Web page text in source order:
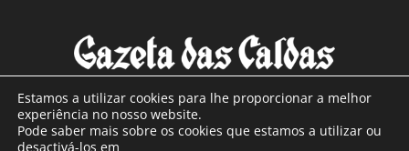
SOBRE NÓS
Estamos a utilizar cookies para lhe proporcionar a melhor
experiência no nosso website.
Pode saber mais sobre os cookies que estamos a utilizar ou
desactivá-los em